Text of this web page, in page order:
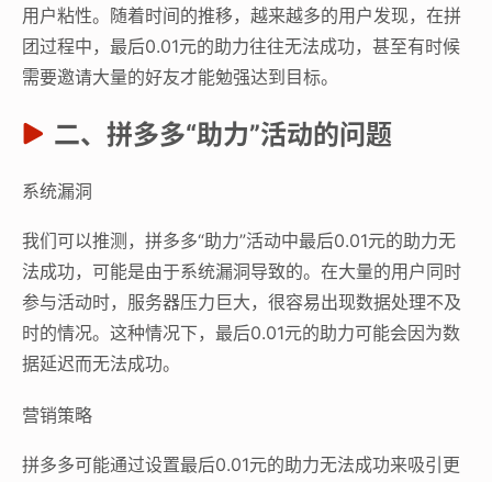
用户粘性。随着时间的推移，越来越多的用户发现，在拼
团过程中，最后0.01元的助力往往无法成功，甚至有时候
需要邀请大量的好友才能勉强达到目标。
二、拼多多“助力”活动的问题
系统漏洞
我们可以推测，拼多多“助力”活动中最后0.01元的助力无
法成功，可能是由于系统漏洞导致的。在大量的用户同时
参与活动时，服务器压力巨大，很容易出现数据处理不及
时的情况。这种情况下，最后0.01元的助力可能会因为数
据延迟而无法成功。
营销策略
拼多多可能通过设置最后0.01元的助力无法成功来吸引更